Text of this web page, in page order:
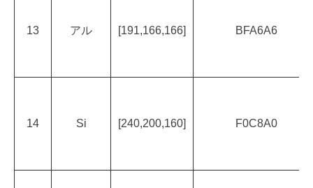
13 アル [191,166,166] BFA6A6
14 Si [240,200,160] F0C8A0